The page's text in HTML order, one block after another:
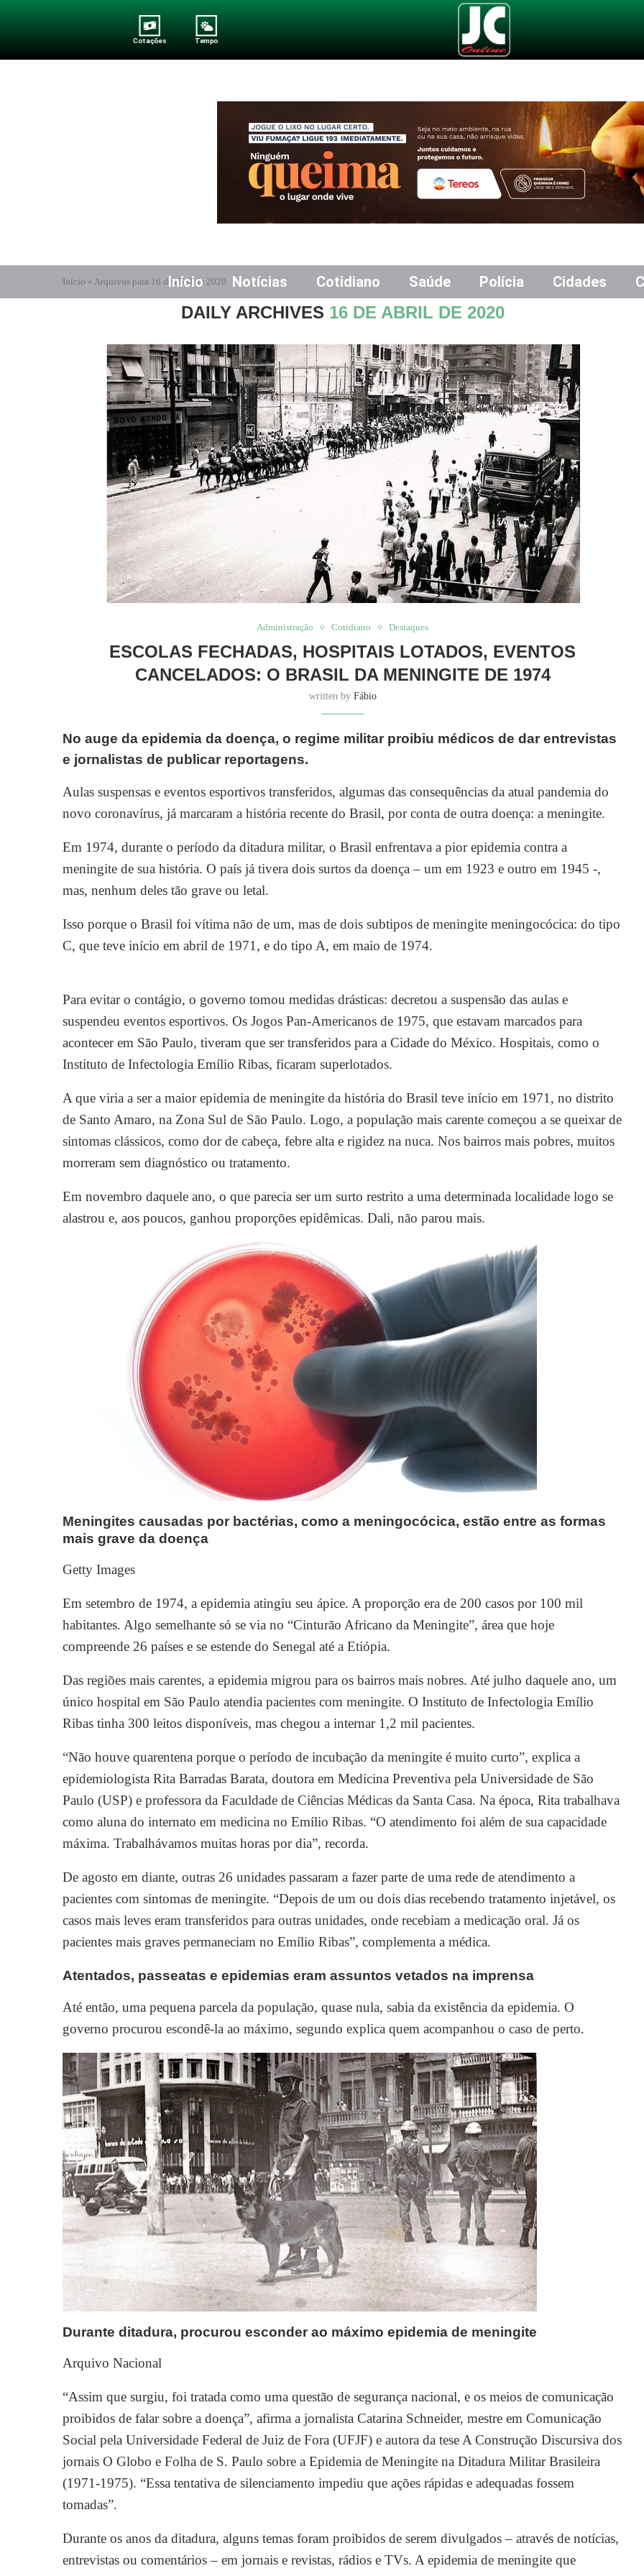
Cotações Tempo
Início Notícias Cotidiano Saúde Polícia Cidades
Início » Arquivos para 16 de abril de 2020
DAILY ARCHIVES 16 DE ABRIL DE 2020
Administração Cotidiano Destaques
ESCOLAS FECHADAS, HOSPITAIS LOTADOS, EVENTOS
CANCELADOS: O BRASIL DA MENINGITE DE 1974
written by Fábio
No auge da epidemia da doença, o regime militar proibiu médicos de dar entrevistas
e jornalistas de publicar reportagens.
Aulas suspensas e eventos esportivos transferidos, algumas das consequências da atual pandemia do
novo coronavírus, já marcaram a história recente do Brasil, por conta de outra doença: a meningite.
Em 1974, durante o período da ditadura militar, o Brasil enfrentava a pior epidemia contra a
meningite de sua história. O país já tivera dois surtos da doença – um em 1923 e outro em 1945 -,
mas, nenhum deles tão grave ou letal.
Isso porque o Brasil foi vítima não de um, mas de dois subtipos de meningite meningocócica: do tipo
C, que teve início em abril de 1971, e do tipo A, em maio de 1974.
Para evitar o contágio, o governo tomou medidas drásticas: decretou a suspensão das aulas e
suspendeu eventos esportivos. Os Jogos Pan-Americanos de 1975, que estavam marcados para
acontecer em São Paulo, tiveram que ser transferidos para a Cidade do México. Hospitais, como o
Instituto de Infectologia Emílio Ribas, ficaram superlotados.
A que viria a ser a maior epidemia de meningite da história do Brasil teve início em 1971, no distrito
de Santo Amaro, na Zona Sul de São Paulo. Logo, a população mais carente começou a se queixar de
sintomas clássicos, como dor de cabeça, febre alta e rigidez na nuca. Nos bairros mais pobres, muitos
morreram sem diagnóstico ou tratamento.
Em novembro daquele ano, o que parecia ser um surto restrito a uma determinada localidade logo se
alastrou e, aos poucos, ganhou proporções epidêmicas. Dali, não parou mais.
Meningites causadas por bactérias, como a meningocócica, estão entre as formas
mais grave da doença
Getty Images
Em setembro de 1974, a epidemia atingiu seu ápice. A proporção era de 200 casos por 100 mil
habitantes. Algo semelhante só se via no “Cinturão Africano da Meningite”, área que hoje
compreende 26 países e se estende do Senegal até a Etiópia.
Das regiões mais carentes, a epidemia migrou para os bairros mais nobres. Até julho daquele ano, um
único hospital em São Paulo atendia pacientes com meningite. O Instituto de Infectologia Emílio
Ribas tinha 300 leitos disponíveis, mas chegou a internar 1,2 mil pacientes.
“Não houve quarentena porque o período de incubação da meningite é muito curto”, explica a
epidemiologista Rita Barradas Barata, doutora em Medicina Preventiva pela Universidade de São
Paulo (USP) e professora da Faculdade de Ciências Médicas da Santa Casa. Na época, Rita trabalhava
como aluna do internato em medicina no Emílio Ribas. “O atendimento foi além de sua capacidade
máxima. Trabalhávamos muitas horas por dia”, recorda.
De agosto em diante, outras 26 unidades passaram a fazer parte de uma rede de atendimento a
pacientes com sintomas de meningite. “Depois de um ou dois dias recebendo tratamento injetável, os
casos mais leves eram transferidos para outras unidades, onde recebiam a medicação oral. Já os
pacientes mais graves permaneciam no Emílio Ribas”, complementa a médica.
Atentados, passeatas e epidemias eram assuntos vetados na imprensa
Até então, uma pequena parcela da população, quase nula, sabia da existência da epidemia. O
governo procurou escondê-la ao máximo, segundo explica quem acompanhou o caso de perto.
Durante ditadura, procurou esconder ao máximo epidemia de meningite
Arquivo Nacional
“Assim que surgiu, foi tratada como uma questão de segurança nacional, e os meios de comunicação
proibidos de falar sobre a doença”, afirma a jornalista Catarina Schneider, mestre em Comunicação
Social pela Universidade Federal de Juiz de Fora (UFJF) e autora da tese A Construção Discursiva dos
jornais O Globo e Folha de S. Paulo sobre a Epidemia de Meningite na Ditadura Militar Brasileira
(1971-1975). “Essa tentativa de silenciamento impediu que ações rápidas e adequadas fossem
tomadas”.
Durante os anos da ditadura, alguns temas foram proibidos de serem divulgados – através de notícias,
entrevistas ou comentários – em jornais e revistas, rádios e TVs. A epidemia de meningite que